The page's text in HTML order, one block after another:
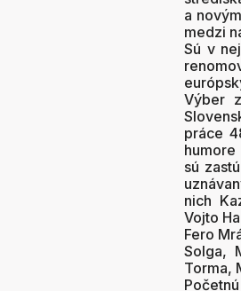
a
medzi
Sú v
Výber
práce
humore
sú
nich
Vojto
Fero
Solga,
Torma,